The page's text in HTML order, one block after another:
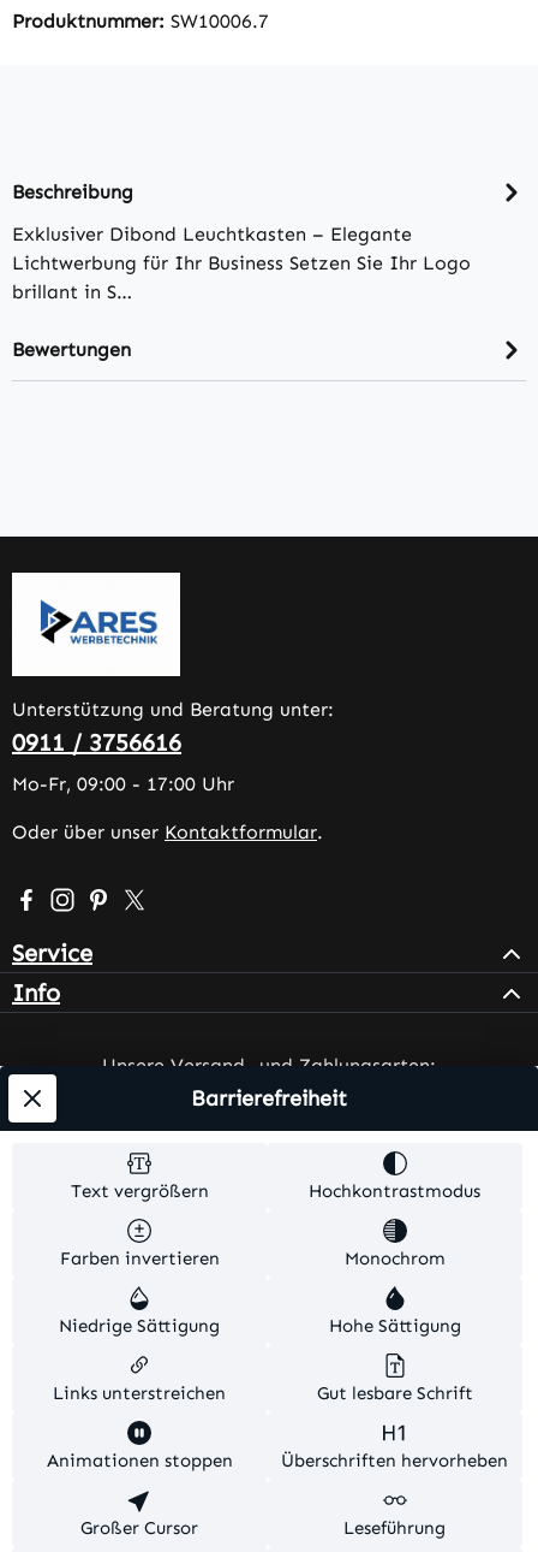
Produktnummer: SW10006.7
Beschreibung
Exklusiver Dibond Leuchtkasten – Elegante
Lichtwerbung für Ihr Business Setzen Sie Ihr Logo
brillant in S…
Bewertungen
Unterstützung und Beratung unter:
0911 / 3756616
Mo-Fr, 09:00 - 17:00 Uhr
Oder über unser Kontaktformular.
Besuche uns auf Facebook – öffnet in neuem Tab
Schau auf Instagram vorbei – öffnet in neuem Tab
Lass dich auf Pinterest inspirieren – öffnet in
Folge uns auf X – öffnet in neuem Tab
Service
Info
Unsere Versand- und Zahlungsarten:
Versandkosten
und ggf. Nachnahmegebühren, wenn
nicht anders angegeben.
© 2026 Ares-Werbetechnik. Alle Rechte vorbehalten.
Text vergrößern Hochkontrastmodus
Farben invertieren Monochrom
Niedrige Sättigung Hohe Sättigung
Links unterstreichen Gut lesbare Schrift
Animationen stoppen Überschriften hervorheben
Großer Cursor Leseführung
Barrierefreiheit
Diese Website verwendet Cookies, um eine bestmögliche
Erfahrung bieten zu können.
Mehr Informationen ...